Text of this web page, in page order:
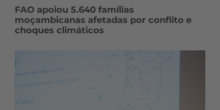
FAO apoiou 5.640 famílias
moçambicanas afetadas por conflito e
choques climáticos